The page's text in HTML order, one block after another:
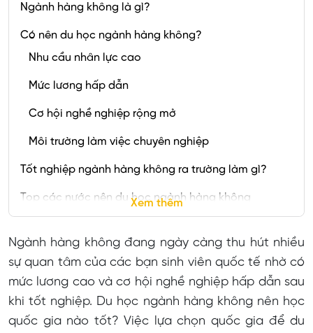
Ngành hàng không là gì?
Có nên du học ngành hàng không?
Nhu cầu nhân lực cao
Mức lương hấp dẫn
Cơ hội nghề nghiệp rộng mở
Môi trường làm việc chuyên nghiệp
Tốt nghiệp ngành hàng không ra trường làm gì?
Top các nước nên du học ngành hàng không
Du học Anh ngành hàng không
Du học ngành hàng không tại Canada
Du học Úc ngành hàng không
Du học Singapore ngành hàng không
Xem thêm
Ngành hàng không đang ngày càng thu hút nhiều
sự quan tâm của các bạn sinh viên quốc tế nhờ có
mức lương cao và cơ hội nghề nghiệp hấp dẫn sau
khi tốt nghiệp. Du học ngành hàng không nên học
quốc gia nào tốt? Việc lựa chọn quốc gia để du